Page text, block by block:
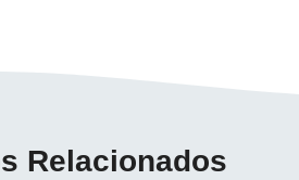
Relacionados